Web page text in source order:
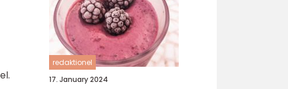
redaktionel
17. January 2024